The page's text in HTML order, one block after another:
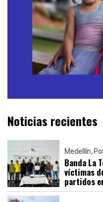
Noticias recientes
Medellín
Banda La
víctimas
partidos